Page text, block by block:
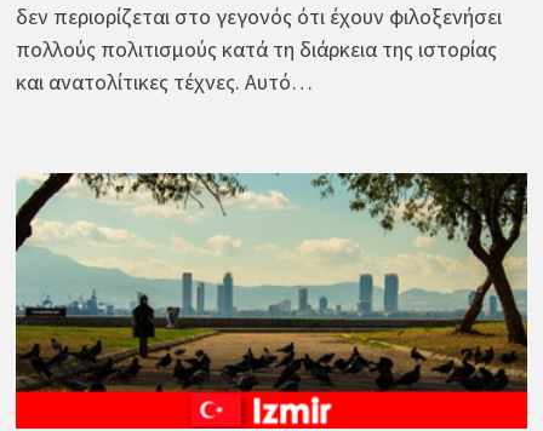
δεν περιορίζεται στο γεγονός ότι έχουν φιλοξενήσει
πολλούς πολιτισμούς κατά τη διάρκεια της ιστορίας
και ανατολίτικες τέχνες. Αυτό…